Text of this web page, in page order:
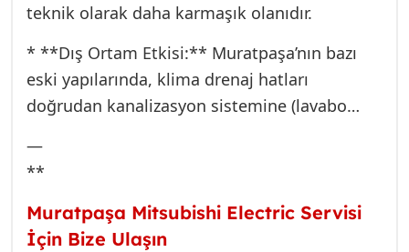
teknik olarak daha karmaşık olanıdır.
* **Dış Ortam Etkisi:** Muratpaşa’nın bazı
eski yapılarında, klima drenaj hatları
doğrudan kanalizasyon sistemine (lavabo
vakum, kanalizasyon (sifon) gazlarını içeri
çekebilir. Bu, genellikle dayanılmaz bir lağım
—
**
Muratpaşa Mitsubishi Electric Servisi
İçin Bize Ulaşın